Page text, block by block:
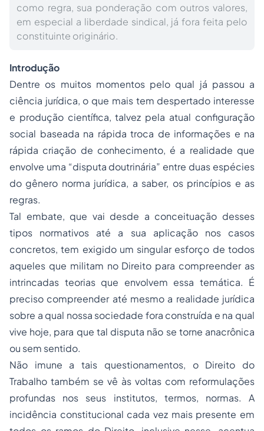
como regra, sua ponderação com outros valores,
em especial a liberdade sindical, já fora feita pelo
constituinte originário.
Introdução
Dentre os muitos momentos pelo qual já passou a
ciência jurídica, o que mais tem despertado interesse
e produção científica, talvez pela atual configuração
social baseada na rápida troca de informações e na
rápida criação de conhecimento, é a realidade que
envolve uma “disputa doutrinária” entre duas espécies
do gênero norma jurídica, a saber, os princípios e as
regras.
Tal embate, que vai desde a conceituação desses
tipos normativos até a sua aplicação nos casos
concretos, tem exigido um singular esforço de todos
aqueles que militam no Direito para compreender as
intrincadas teorias que envolvem essa temática. É
preciso compreender até mesmo a realidade jurídica
sobre a qual nossa sociedade fora construída e na qual
vive hoje, para que tal disputa não se torne anacrônica
ou sem sentido.
Não imune a tais questionamentos, o Direito do
Trabalho também se vê às voltas com reformulações
profundas nos seus institutos, termos, normas. A
incidência constitucional cada vez mais presente em